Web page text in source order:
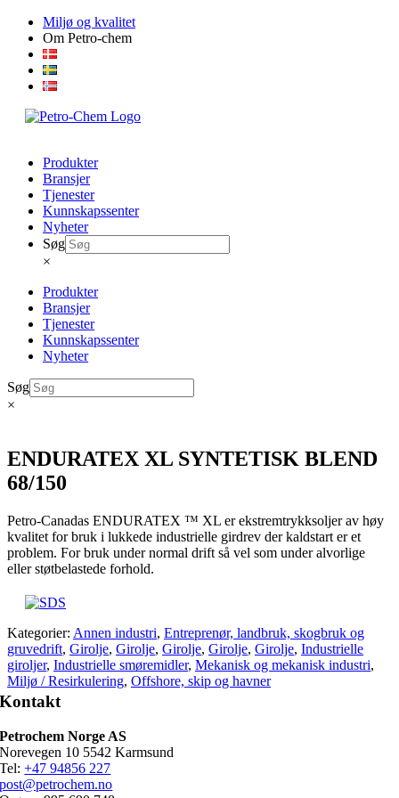
Skip
content
Miljø og kvalitet
Om Petro-chem
Produkter
Bransjer
Tjenester
Kunnskapssenter
Nyheter
Søg
×
Produkter
Bransjer
Tjenester
Kunnskapssenter
Nyheter
Søg
×
ENDURATEX XL SYNTETISK BLEND
68/150
Petro-Canadas ENDURATEX ™ XL er ekstremtrykksoljer av høy
kvalitet for bruk i lukkede industrielle girdrev der kaldstart er et
problem. For bruk under normal drift så vel som under alvorlige
eller støtbelastede forhold.
Kategorier: Annen industri, Entreprenør, landbruk, skogbruk og
gruvedrift, Girolje, Girolje, Girolje, Girolje, Girolje, Industrielle
giroljer, Industrielle smøremidler, Mekanisk og mekanisk industri,
Miljø / Resirkulering, Offshore, skip og havner
Kontakt
Petrochem Norge AS
Norevegen 10 5542 Karmsund
Tel:+47 94856 227
post@petrochem.no